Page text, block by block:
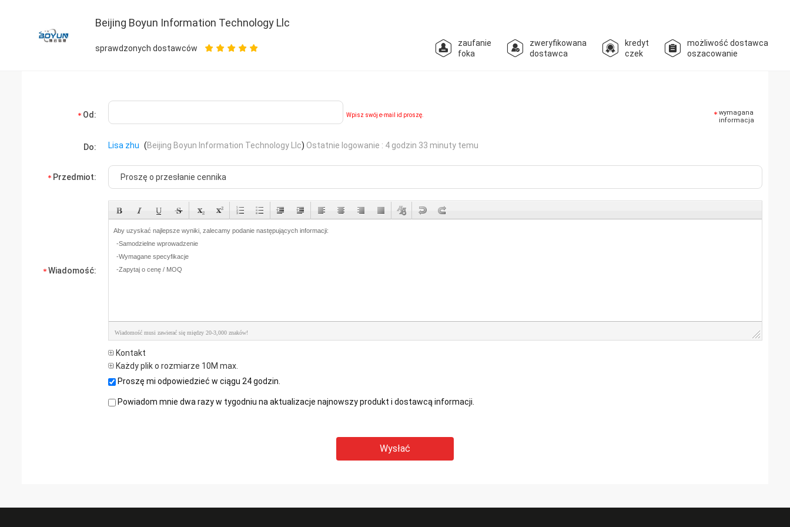
Beijing Boyun Information Technology Llc
sprawdzonych dostawców
zaufanie
foka
zweryfikowana
dostawca
kredyt
czek
możliwość dostawca
oszacowanie
Od: Wpisz swój e-mail id proszę.
wymagana
informacja
Do: Lisa zhu (Beijing Boyun Information Technology Llc) Ostatnie logowanie : 4 godzin 33 minuty temu
Przedmiot:
Wiadomość:
Wiadomość musi zawierać się między 20-3,000 znaków!
Kontakt
Każdy plik o rozmiarze 10M max.
Proszę mi odpowiedzieć w ciągu 24 godzin.
Powiadom mnie dwa razy w tygodniu na aktualizacje najnowszy produkt i dostawcą informacji.